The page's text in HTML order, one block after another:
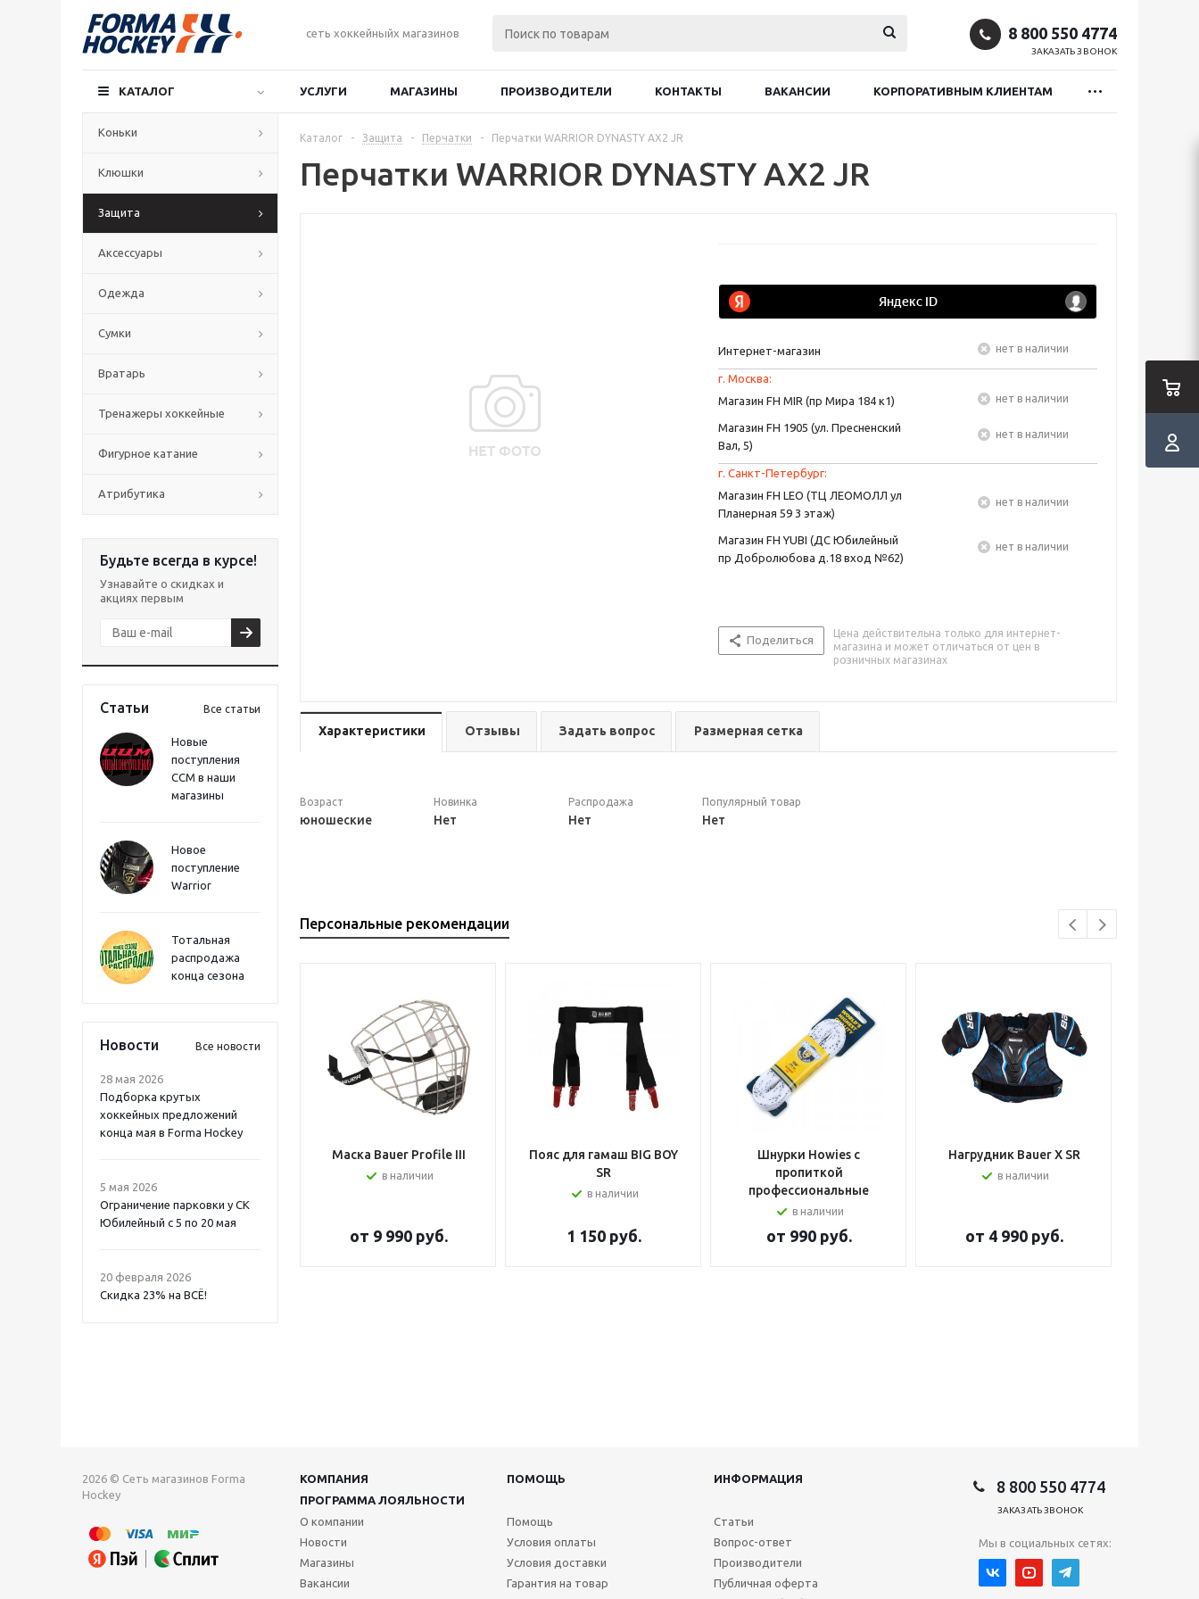
сеть хоккейныйх магазинов 8 800 550 4774
ЗАКАЗАТЬ ЗВОНОК
КАТАЛОГ УСЛУГИ МАГАЗИНЫ ПРОИЗВОДИТЕЛИ КОНТАКТЫ ВАКАНСИИ КОРПОРАТИВНЫМ КЛИЕНТАМ
Коньки
Клюшки
Защита
Аксессуары
Одежда
Сумки
Вратарь
Тренажеры хоккейные
Фигурное катание
Атрибутика
Будьте всегда в курсе!
Узнавайте о скидках и
акциях первым
Статьи Все статьи
Новые
поступления
CCM в наши
магазины
Новое
поступление
Warrior
Тотальная
распродажа
конца сезона
Новости Все новости
28 мая 2026
Подборка крутых
хоккейных предложений
конца мая в Forma Hockey
5 мая 2026
Ограничение парковки у СК
Юбилейный с 5 по 20 мая
20 февраля 2026
Скидка 23% на ВСË!
Каталог - Защита - Перчатки - Перчатки WARRIOR DYNASTY AX2 JR
Перчатки WARRIOR DYNASTY AX2 JR
Интернет-магазин Нет в наличии
г. Москва:
Магазин FH MIR (пр Мира 184 к1)
Нет в наличии
Магазин FH 1905 (ул. Пресненский
Вал, 5)
Нет в наличии
г. Санкт-Петербург:
Магазин FH LEO (ТЦ ЛЕОМОЛЛ ул
Планерная 59 3 этаж)
Нет в наличии
Магазин FH YUBI (ДС Юбилейный
пр Добролюбова д.18 вход №62)
Нет в наличии
Поделиться
Цена действительна только для интернет-
магазина и может отличаться от цен в
розничных магазинах
Характеристики Отзывы Задать вопрос Размерная сетка
Возраст
юношеские
Новинка
Нет
Распродажа
Нет
Популярный товар
Нет
Персональные рекомендации
Маска Bauer Profile III
в наличии
от 9 990 руб.
Пояс для гамаш BIG BOY
SR
в наличии
1 150руб.
Шнурки Howies с
пропиткой
профессиональные
в наличии
от 990 руб.
Нагрудник Bauer X SR
в наличии
от 4 990 руб.
2026 © Сеть магазинов Forma
Hockey
КОМПАНИЯ ПОМОЩЬ
ИНФОРМАЦИЯ
ПРОГРАММА ЛОЯЛЬНОСТИ
О компании
Новости
Магазины
Вакансии
Помощь
Условия оплаты
Условия доставки
Гарантия на товар
Статьи
Вопрос-ответ
Производители
Публичная оферта
8 800 550 4774
ЗАКАЗАТЬ ЗВОНОК
Мы в социальных сетях: